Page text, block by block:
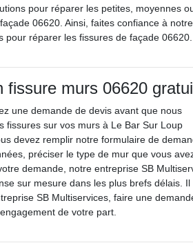
pour réparer les petites, moyennes
06620. Ainsi, faites confiance à notre
pour réparer les fissures de façade 06620.
fissure murs 06620
une demande de devis avant que nous
fissures sur vos murs à Le Bar Sur Loup
devez remplir notre formulaire de
préciser le type de mur que vous
demande, notre entreprise SB
sur mesure dans les plus brefs délais. Il
SB Multiservices, faire une
de votre part.